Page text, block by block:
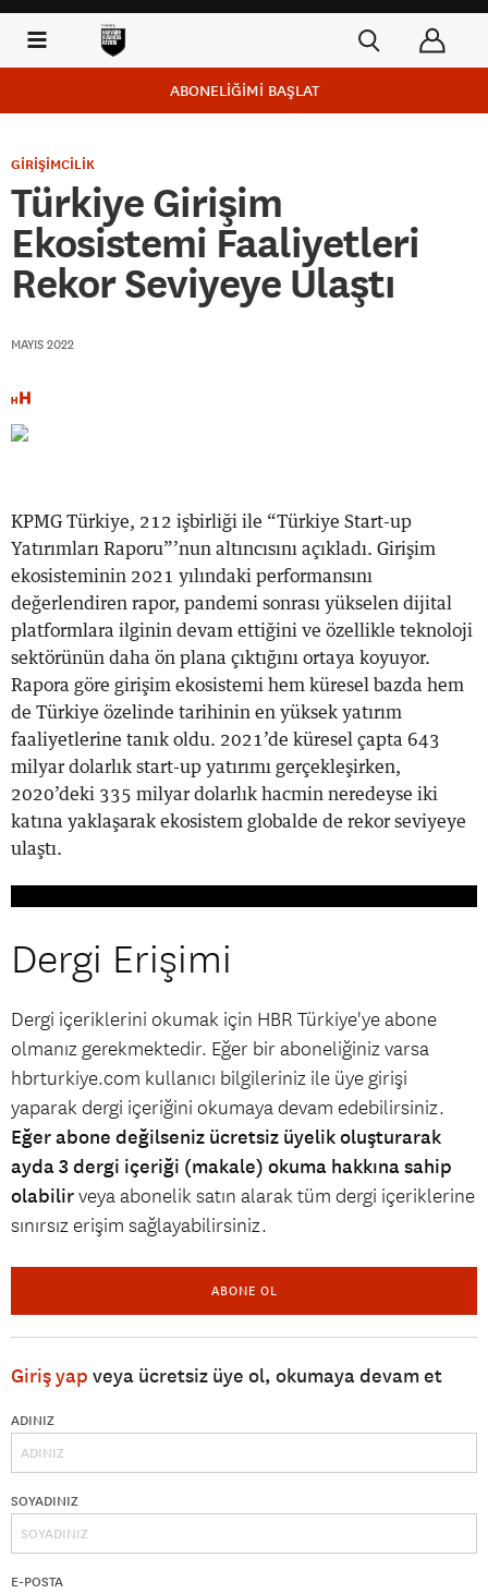
ABONELİĞİMİ BAŞLAT
GİRİŞİMCİLİK
Türkiye Girişim
Ekosistemi Faaliyetleri
Rekor Seviyeye Ulaştı
MAYIS 2022
KPMG Türkiye, 212 işbirliği ile “Türkiye Start-up
Yatırımları Raporu”’nun altıncısını açıkladı. Girişim
ekosisteminin 2021 yılındaki performansını
değerlendiren rapor, pandemi sonrası yükselen dijital
platformlara ilginin devam ettiğini ve özellikle teknoloji
sektörünün daha ön plana çıktığını ortaya koyuyor.
Rapora göre girişim ekosistemi hem küresel bazda hem
de Türkiye özelinde tarihinin en yüksek yatırım
faaliyetlerine tanık oldu. 2021’de küresel çapta 643
milyar dolarlık start-up yatırımı gerçekleşirken,
2020’deki 335 milyar dolarlık hacmin neredeyse iki
katına yaklaşarak ekosistem globalde de rekor seviyeye
ulaştı.
Dergi Erişimi
Dergi içeriklerini okumak için HBR Türkiye'ye abone
olmanız gerekmektedir. Eğer bir aboneliğiniz varsa
hbrturkiye.com kullanıcı bilgileriniz ile üye girişi
yaparak dergi içeriğini okumaya devam edebilirsiniz.
Eğer abone değilseniz ücretsiz üyelik oluşturarak
ayda 3 dergi içeriği (makale) okuma hakkına sahip
olabilirveya abonelik satın alarak tüm dergi içeriklerine
sınırsız erişim sağlayabilirsiniz.
ABONE OL
Giriş yap veya ücretsiz üye ol, okumaya devam et
ADINIZ
SOYADINIZ
E-POSTA